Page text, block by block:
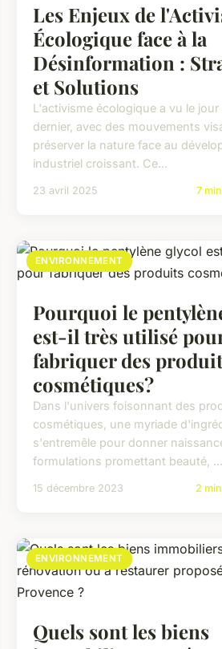
Les Enjeux de
Écologique face à la
Désinformation :
et Solutions
L'activisme écologique a vu le jour
dernier, avec des mouvements
préserver la nature face au
industriel croissant. Ce...
23 avril 2025 7
ENVIRONNEMENT
Pourquoi le
est-il très utilisé
fabriquer des
cosmétiques?
Dans l'univers foisonnant des
cosmétiques, une myriade
s'entremêle pour donner
formulations promettant beauté, ...
15 décembre 2023 2
ENVIRONNEMENT
Quels sont les biens